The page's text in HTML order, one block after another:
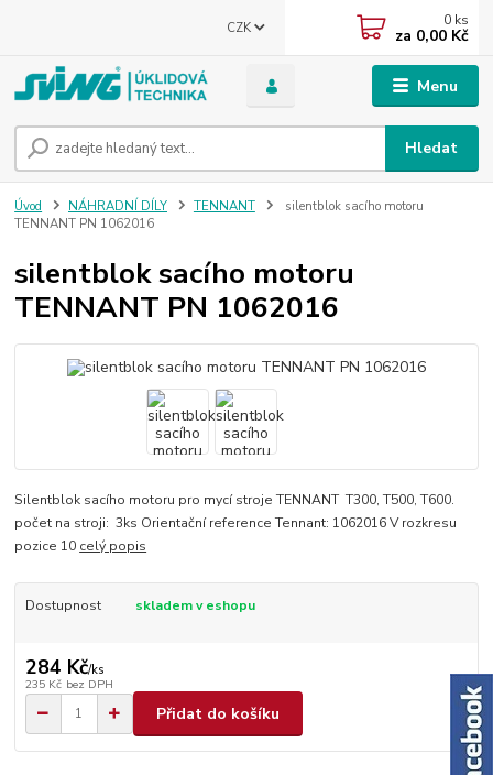
Menu
CZK
Hledat
0 ks
za 0,00 Kč
Úvod NÁHRADNÍ DÍLY TENNANT
silentblok sacího motoru
TENNANT PN 1062016
silentblok sacího motoru
TENNANT PN 1062016
Silentblok sacího motoru pro mycí stroje TENNANT T300, T500, T600.
počet na stroji: 3ks Orientační reference Tennant: 1062016 V rozkresu
pozice 10 celý popis
Dostupnost skladem v eshopu
284 Kč/ks
235 Kč bez DPH
Přidat do košíku